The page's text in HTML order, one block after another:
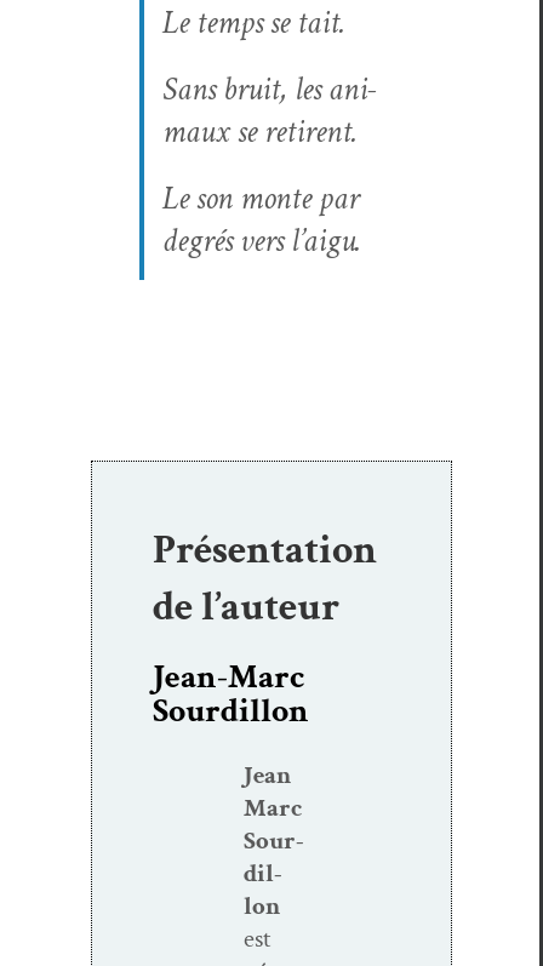
Le temps se tait.
Sans bruit, les ani­
maux se retirent.
Le son monte par
degrés vers l’aigu.
Présentation
de l’auteur
Jean-Marc
Sourdillon
Jean
Marc
Sour­
dil­
lon
est